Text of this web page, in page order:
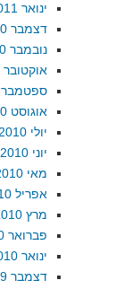
ינואר 2011
דצמבר 2010
נובמבר 2010
אוקטובר 2010
ספטמבר 2010
אוגוסט 2010
יולי 2010
יוני 2010
מאי 2010
אפריל 2010
מרץ 2010
פברואר 2010
ינואר 2010
דצמבר 2009